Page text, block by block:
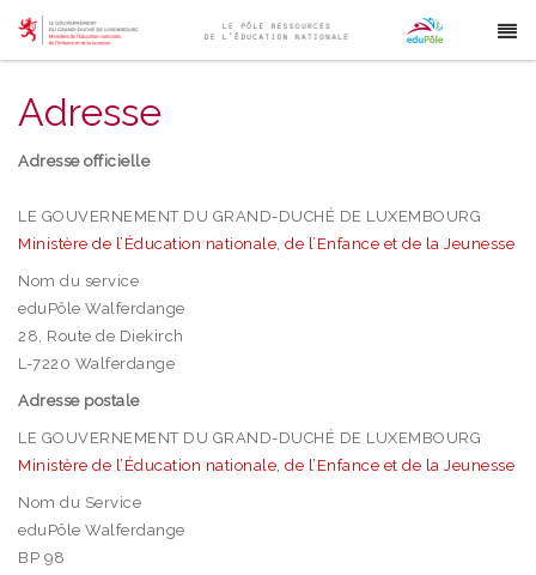
Adresse
Adresse officielle
LE GOUVERNEMENT DU GRAND-DUCHÉ DE LUXEMBOURG
Ministère de l’Éducation nationale, de l’Enfance et de la Jeunesse
Nom du service
eduPôle Walferdange
28, Route de Diekirch
L-7220 Walferdange
Adresse postale
LE GOUVERNEMENT DU GRAND-DUCHÉ DE LUXEMBOURG
Ministère de l’Éducation nationale, de l’Enfance et de la Jeunesse
Nom du Service
eduPôle Walferdange
BP 98